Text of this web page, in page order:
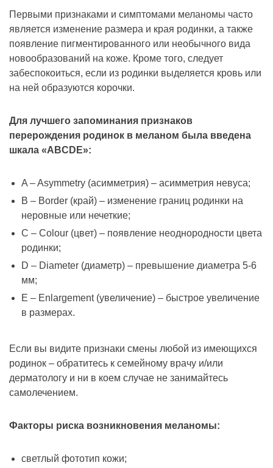
Первыми признаками и симптомами меланомы часто
является изменение размера и края родинки, а также
появление пигментированного или необычного вида
новообразований на коже. Кроме того, следует
забеспокоиться, если из родинки выделяется кровь или
на ней образуются корочки.
Для лучшего запоминания признаков
перерождения родинок в меланом была введена
шкала «ABCDE»:
A – Asymmetry (асимметрия) – асимметрия невуса;
B – Border (край) – изменение границ родинки на
неровные или нечеткие;
C – Colour (цвет) – появление неоднородности цвета
родинки;
D – Diameter (диаметр) – превышение диаметра 5-6
мм;
E – Enlargement (увеличение) – быстрое увеличение
в размерах.
Если вы видите признаки смены любой из имеющихся
родинок – обратитесь к семейному врачу и/или
дерматологу и ни в коем случае не занимайтесь
самолечением.
Факторы риска возникновения меланомы:
светлый фототип кожи;